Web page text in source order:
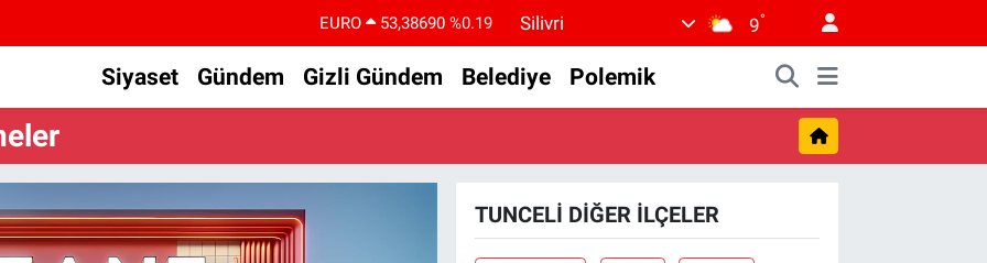
EURO 53,38690 %0.19
STERLİN
61,60380
%0.18
BITCOIN
79.591,74
%0.02
Silivri 9°
Siyaset Gündem Gizli Gündem Belediye Polemik
TUNCELI DIĞER İLÇELER